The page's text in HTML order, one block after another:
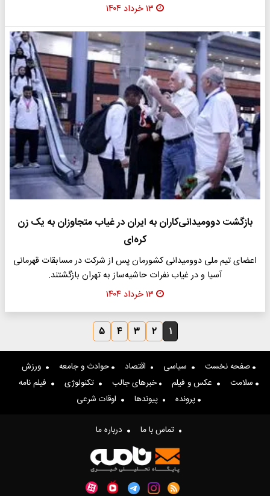
۱۳ خرداد ۱۴۰۴
بازگشت دوومیدانی‌کاران به ایران در غیاب متجاوزان به یک زن
کره‌ای
اعضای تیم ملی دوومیدانی کشورمان پس از شرکت در مسابقات قهرمانی
آسیا و در غیاب نفرات حاشیه‌ساز به تهران بازگشتند.
۱۳ خرداد ۱۴۰۴
۱ ۲ ۳ ۴ ۵
صفحه نخست سیاسی اقتصاد حوادث و جامعه
ورزش
سلامت
عکس و فیلم خبرهای جالب تکنولوژی
فیلم نامه
پرونده
پیوندها اوقات شرعی
تماس با ما درباره ما